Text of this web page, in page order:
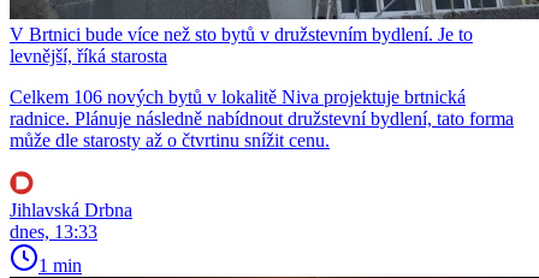
V Brtnici bude více než sto bytů v družstevním bydlení. Je to
levnější, říká starosta
Celkem 106 nových bytů v lokalitě Niva projektuje brtnická
radnice. Plánuje následně nabídnout družstevní bydlení, tato forma
může dle starosty až o čtvrtinu snížit cenu.
Jihlavská Drbna
dnes, 13:33
1 min